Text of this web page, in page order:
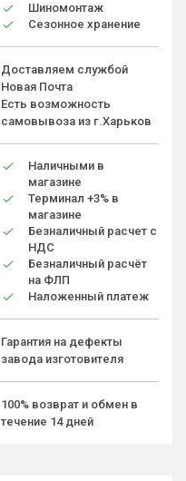
Шиномонтаж
Сезонное хранение
Доставляем службой
Новая Почта
Есть возможность
самовывоза из г.Харьков
Наличными в
магазине
Терминал +3% в
магазине
Безналичный расчет с
НДС
Безналичный расчёт
на ФЛП
Наложенный платеж
Гарантия на дефекты
завода изготовителя
100% возврат и обмен в
течение 14 дней